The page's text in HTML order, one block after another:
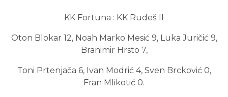
KK Fortuna : KK Rudeš II
Oton Blokar 12, Noah Marko Mesić 9, Luka Juričić 9,
Branimir Hrsto 7,
Toni Prtenjača 6, Ivan Modrić 4, Sven Brcković 0,
Fran Mlikotić 0.